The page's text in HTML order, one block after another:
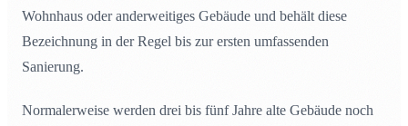
Wohnhaus oder anderweitiges Gebäude und behält diese
Bezeichnung in der Regel bis zur ersten umfassenden
Sanierung.
Normalerweise werden drei bis fünf Jahre alte Gebäude noch